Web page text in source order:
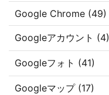
Google Chrome (49)
Googleアカウント (4)
Googleフォト (41)
Googleマップ (17)